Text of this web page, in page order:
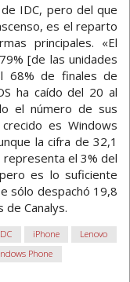
IDC, pero del que
es el reparto
principales. «El
[de las unidades
68% de finales de
ha caído del 20 al
el número de sus
es Windows
la cifra de 32,1
representa el 3% del
es lo suficiente
sólo despachó 19,8
de Canalys.
iPhone
Lenovo
Phone